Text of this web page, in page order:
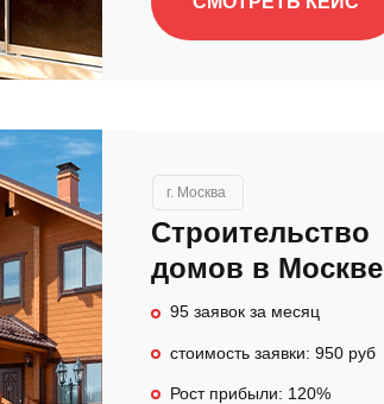
Строительство
домов в Москве
95 заявок за месяц
стоимость заявки: 950 руб
г. Москва
Рост прибыли: 120%